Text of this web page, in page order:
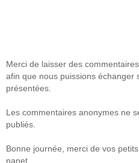
Merci de laisser des
afin que nous puissions échanger
présentées.
Les commentaires anonymes ne
publiés.
Bonne journée, merci de vos petits
nanet.